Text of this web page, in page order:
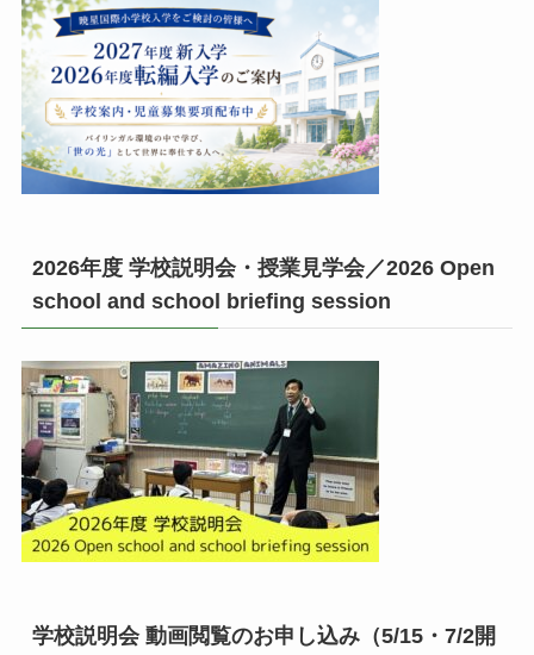
2026年度 学校説明会・授業見学会／2026 Open
school and school briefing session
学校説明会 動画閲覧のお申し込み（5/15・7/2開